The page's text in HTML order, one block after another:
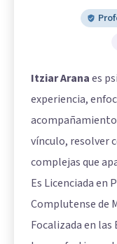
Itziar Aranaes
experiencia,
vínculo, resolver
complejas que
Es Licenciada en
Complutense de
Focalizada en